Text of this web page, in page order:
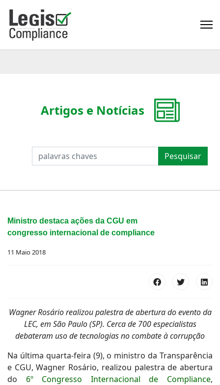
PESQUISAR Pesquisar
Artigos e Notícias
Ministro destaca ações da CGU em
congresso internacional de compliance
11 Maio 2018
Wagner Rosário realizou palestra de abertura do evento da
LEC, em São Paulo (SP). Cerca de 700 especialistas
debateram uso de tecnologias no combate à corrupção
Na última quarta-feira (9), o ministro da Transparência
e CGU, Wagner Rosário, realizou palestra de abertura
do 6º Congresso Internacional de Compliance,